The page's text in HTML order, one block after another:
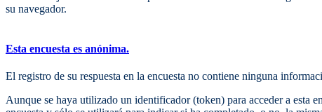
su navegador.
Esta encuesta es anónima.
El registro de su respuesta en la encuesta no contiene ninguna
Aunque se haya utilizado un identificador (token) para acceder a esta